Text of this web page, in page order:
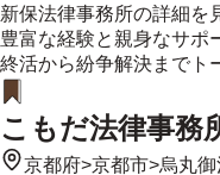
新保法律事務所の詳細を
豊富な経験と親身なサポ
終活から紛争解決までト
こもだ法律事務
京都府>京都市>烏丸御